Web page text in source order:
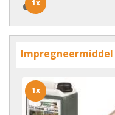
1x
1x
Impregneermiddel
1x